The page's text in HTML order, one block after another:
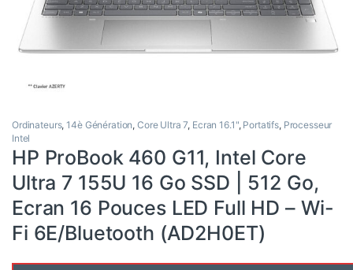
Ordinateurs,14è Génération, Core Ultra 7, Ecran 16.1", Portatifs, Processeur
Intel
HP ProBook 460 G11, Intel Core
Ultra 7 155U 16 Go SSD | 512 Go,
Ecran 16 Pouces LED Full HD – Wi-
Fi 6E/Bluetooth (AD2H0ET)